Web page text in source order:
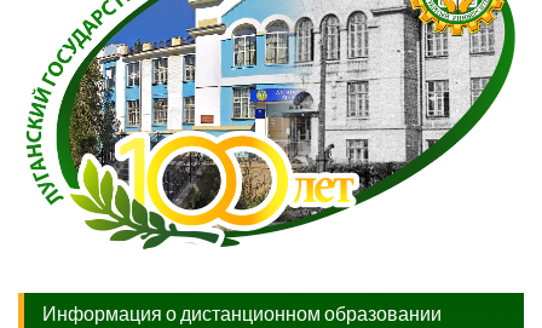
Информация о дистанционном образовании